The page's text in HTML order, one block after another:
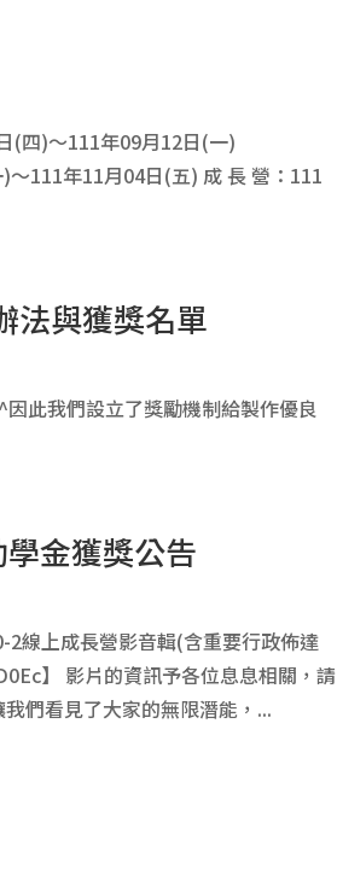
(四)～111年09月12日(一)
年11月04日(五) 成 長 營：111
法與獲獎名單
此我們設立了獎勵機制給製作優良
金獲獎公告
線上成長營影音輯(含重要行政佈達
】 影片的資訊予各位息息相關，請
們看見了大家的無限潛能，...